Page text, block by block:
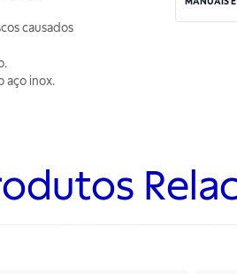
causados
aço inox.